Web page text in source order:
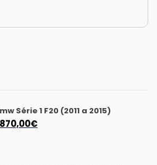
Série 1 F20 (2011 a 2015)
O
870,00€O